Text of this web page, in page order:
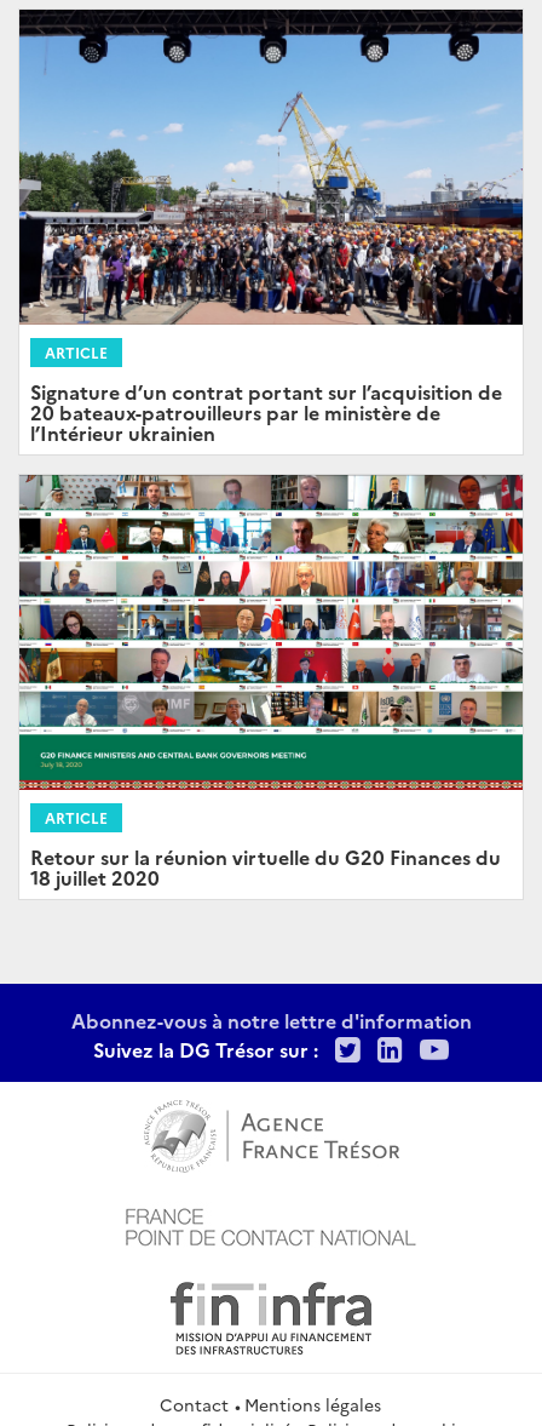
ARTICLE
Signature d’un contrat portant sur l’acquisition de
20 bateaux-patrouilleurs par le ministère de
l’Intérieur ukrainien
ARTICLE
Retour sur la réunion virtuelle du G20 Finances du
18 juillet 2020
Abonnez-vous à notre lettre d'information
Suivez la DG Trésor sur :
TwitterLinkedIn
Contact
Mentions légales